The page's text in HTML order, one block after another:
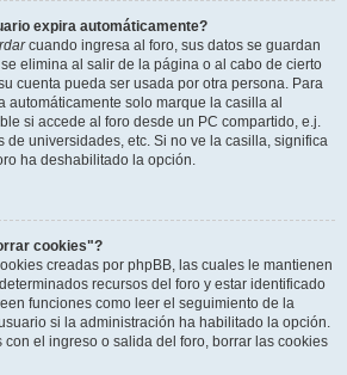
expira automáticamente?
cuando ingresa al foro, sus datos se guardan
elimina al salir de la página o al cabo de cierto
cuenta pueda ser usada por otra persona. Para
automáticamente solo marque la casilla al
si accede al foro desde un PC compartido, e.j.
de universidades, etc. Si no ve la casilla, significa
ha deshabilitado la opción.
cookies"?
creadas por phpBB, las cuales le mantienen
recursos del foro y estar identificado
funciones como leer el seguimiento de la
si la administración ha habilitado la opción.
el ingreso o salida del foro, borrar las cookies